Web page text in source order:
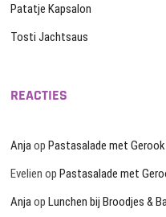
Patatje Kapsalon
Tosti Jachtsaus
REACTIES
AnjaopPastasalade met
Evelien opPastasalade met
AnjaopLunchen bij Broodjes &